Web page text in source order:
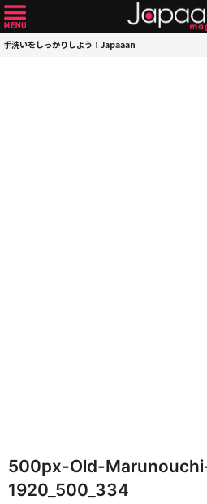
手洗いをしっかりしよう！Japaaan
500px-Old-
1920_500_334